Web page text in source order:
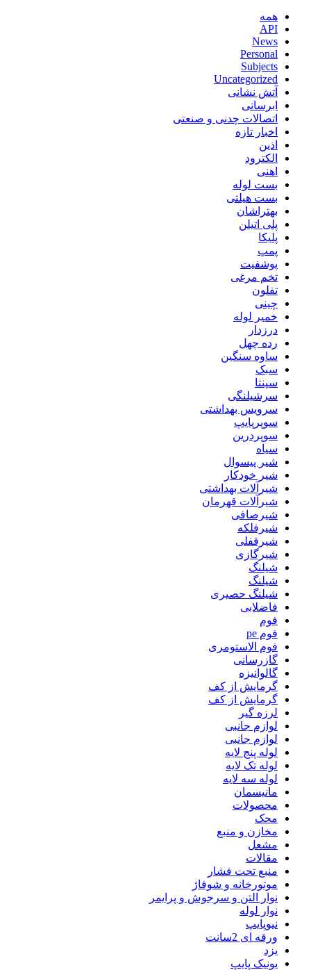
همه
API
News
Personal
Subjects
Uncategorized
آتش نشانی
ابرسانی
اتصالات چدنی و صنعتی
اخبار تازه
اذین
الکترود
اهنی
بست لوله
بست هیلتی
بهتراشان
پلی اتیلن
پلیکا
پمپ
پوشفیت
تخم مرغی
تفلون
چینی
خمیر لوله
درزدار
رده چهل
ساوه سنگین
سبک
سپنتا
سرشیلنگی
سرویس بهداشتی
سوپرپایپ
سوپردرین
سیاه
شیر پیسوال
شیر خودکار
شیرآلات بهداشتی
شیرآلات قهرمان
شیرصافی
شیرفلکه
شیرقفلی
شیرگازی
شیلنگ
شیلنگ
شیلنگ حصیری
فاضلابی
فوم
فوم pe
فوم الاستومری
گازرسانی
گالوانیزه
گرمایش از کف
گرمایش از کف
لرزه گیر
لوازم جانبی
لوازم جانبی
لوله پنج لایه
لوله تک لایه
لوله سه لایه
مانیسمان
محصولات
محک
مخازن و منبع
مشعل
مقالات
منبع تحت فشار
موتورخانه و شوفاژ
نوار التن و سرجوش و پرایمر
نوار لوله
نیوپایپ
ورقه ای 2سانت
یزد
یونیک پایپ